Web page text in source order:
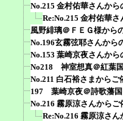
No.215 金村佑華さんから
Re:No.215 金村佑華
風野緋璃＠ＦＥＧ様から
No.196玄霧弦耶さんから
No.153 葉崎京夜さんから
No218 神室想真＠紅葉
No.211 白石裕さまからご
197 葉崎京夜＠詩歌藩国
No.216 霧原涼さんからご
Re:No.216 霧原涼さ